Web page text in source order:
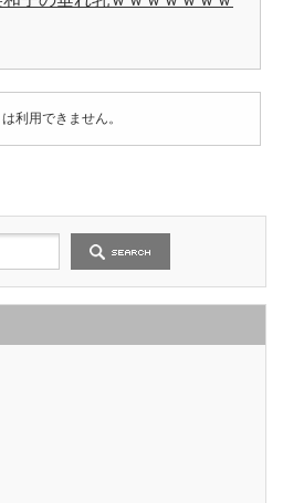
利用できません。